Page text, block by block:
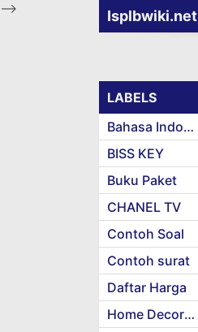
--> Isplbwiki.net
LABELS
Bahasa Indonesia
BISS KEY
Buku Paket
CHANEL TV
Contoh Soal
Contoh surat
Daftar Harga
Home Decoration